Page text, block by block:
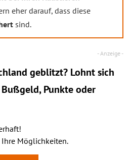
eher darauf, dass diese
sind.
geblitzt? Lohnt sich
Punkte oder
Möglichkeiten.